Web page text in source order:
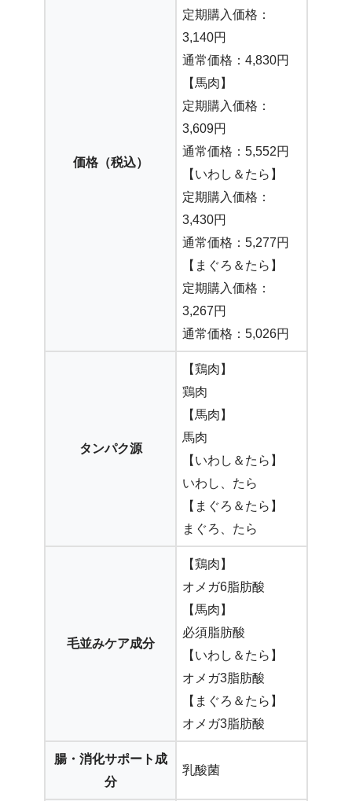
価格（税込）
定期購入価格：
3,140円
通常価格：4,830円
【馬肉】
定期購入価格：
3,609円
通常価格：5,552円
【いわし＆たら】
定期購入価格：
3,430円
通常価格：5,277円
【まぐろ＆たら】
定期購入価格：
3,267円
通常価格：5,026円
タンパク源
【鶏肉】
鶏肉
【馬肉】
馬肉
【いわし＆たら】
いわし、たら
【まぐろ＆たら】
まぐろ、たら
毛並みケア成分
【鶏肉】
オメガ6脂肪酸
【馬肉】
必須脂肪酸
【いわし＆たら】
オメガ3脂肪酸
【まぐろ＆たら】
オメガ3脂肪酸
腸・消化サポート成
分
乳酸菌